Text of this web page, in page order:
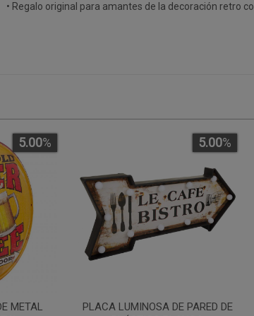
• Regalo original para amantes de la decoración retro
METAL
5.00%
PLACA LUMINOSA DE PARED DE
5.00%